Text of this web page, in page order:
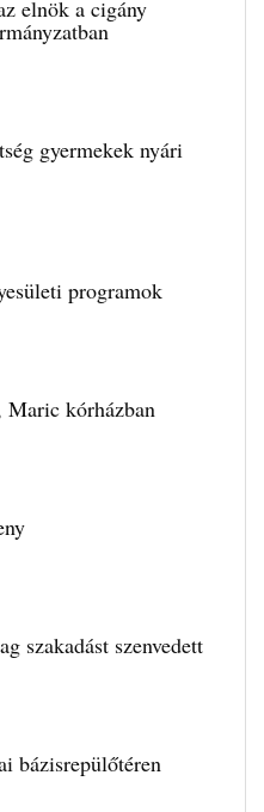
elnök a cigány
gyermekek nyári
programok
kórházban
szakadást szenvedett
bázisrepülőtéren